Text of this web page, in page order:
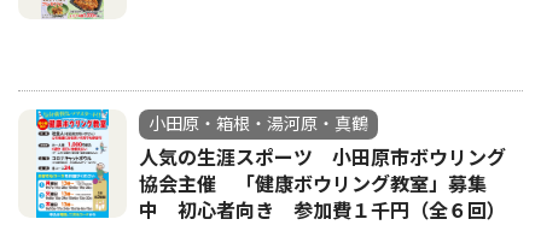
小田原・箱根・湯河原・真鶴
人気の生涯スポーツ 小田原市ボウリング
協会主催 「健康ボウリング教室」募集
中 初心者向き 参加費１千円（全６回）